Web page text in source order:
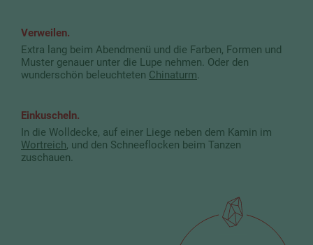
Verweilen.
Extra lang beim Abendmenü und die Farben, Formen und
Muster genauer unter die Lupe nehmen. Oder den
wunderschön beleuchteten Chinaturm.
Einkuscheln.
In die Wolldecke, auf einer Liege neben dem Kamin im
Wortreich, und den Schneeflocken beim Tanzen
zuschauen.